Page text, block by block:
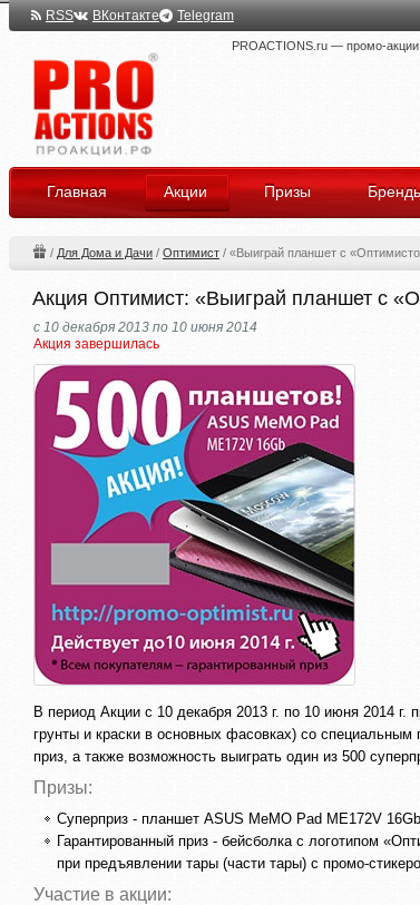
RSS ВКонтакте Telegram
PROACTIONS.ru — промо-
Главная Акции Призы
/ Для Дома и Дачи / Оптимист / «Выиграй планшет с
Акция Оптимист: «Выиграй планшет с
с 10 декабря 2013 по 10 июня 2014
Акция завершилась
В период Акции с 10 декабря 2013 г. по 10 июня 2014
грунты и краски в основных фасовках) со специальным
приз, а также возможность выиграть один из 500
Призы:
Суперприз - планшет ASUS MeMO Pad ME172V
Гарантированный приз - бейсболка с логотипом
при предъявлении тары (части тары) с промо-
Участие в акции: